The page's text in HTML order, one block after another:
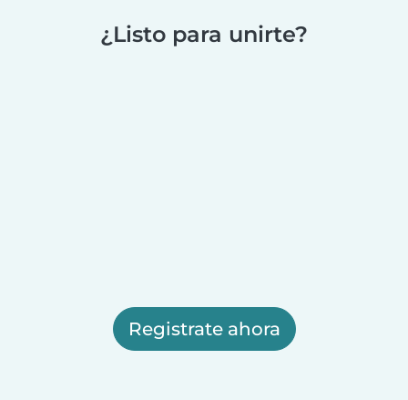
¿Listo para unirte?
Registrate ahora